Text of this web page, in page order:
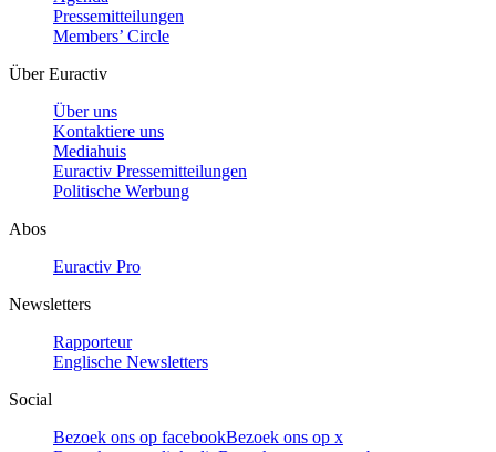
Pressemitteilungen
Members’ Circle
Über Euractiv
Über uns
Kontaktiere uns
Mediahuis
Euractiv Pressemitteilungen
Politische Werbung
Abos
Euractiv Pro
Newsletters
Rapporteur
Englische Newsletters
Social
Bezoek ons op facebookBezoek ons op x